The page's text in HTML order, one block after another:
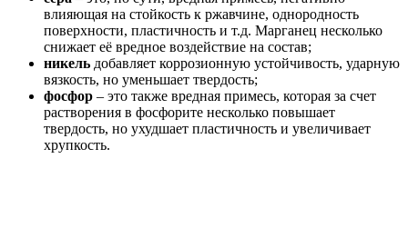
влияющая на стойкость к ржавчине, однородность
поверхности, пластичность и т.д. Марганец несколько
снижает её вредное воздействие на состав;
никель добавляет коррозионную устойчивость, ударную
вязкость, но уменьшает твердость;
фосфор – это также вредная примесь, которая за счет
растворения в фосфорите несколько повышает
твердость, но ухудшает пластичность и увеличивает
хрупкость.